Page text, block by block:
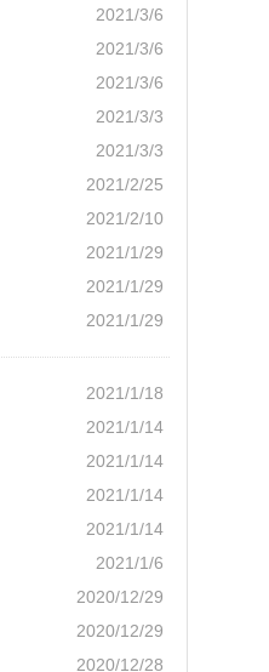
2021/3/6
2021/3/6
2021/3/6
2021/3/3
2021/3/3
2021/2/25
2021/2/10
2021/1/29
2021/1/29
2021/1/29
2021/1/18
2021/1/14
2021/1/14
2021/1/14
2021/1/14
2021/1/6
2020/12/29
2020/12/29
2020/12/28